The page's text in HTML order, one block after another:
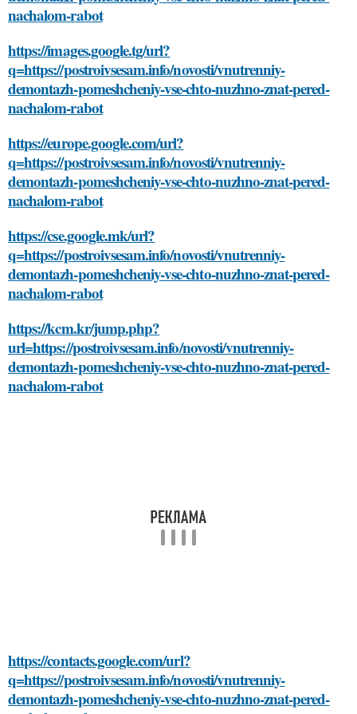
nachalom-rabot
https://images.google.tg/url?
q=https://postroivsesam.info/novosti/vnutrenniy-
demontazh-pomeshcheniy-vse-chto-nuzhno-znat-pered-
nachalom-rabot
https://europe.google.com/url?
q=https://postroivsesam.info/novosti/vnutrenniy-
demontazh-pomeshcheniy-vse-chto-nuzhno-znat-pered-
nachalom-rabot
https://cse.google.mk/url?
q=https://postroivsesam.info/novosti/vnutrenniy-
demontazh-pomeshcheniy-vse-chto-nuzhno-znat-pered-
nachalom-rabot
https://kcm.kr/jump.php?
url=https://postroivsesam.info/novosti/vnutrenniy-
demontazh-pomeshcheniy-vse-chto-nuzhno-znat-pered-
nachalom-rabot
https://contacts.google.com/url?
q=https://postroivsesam.info/novosti/vnutrenniy-
demontazh-pomeshcheniy-vse-chto-nuzhno-znat-pered-